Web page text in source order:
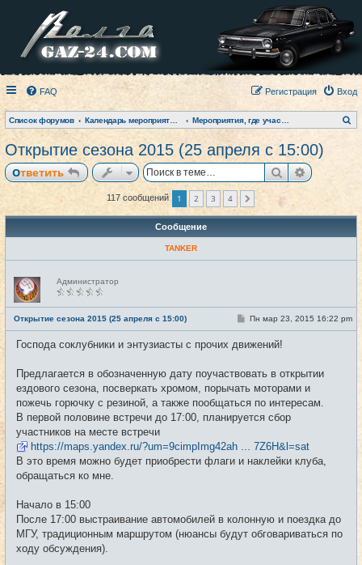
FAQ Вход
Регистрация
Список форумов
о
Открытие сезона 2015 (25 апреля с 15:00)
Ответить Поиск
117 сообщений 1 2 3 4
Сообщение
TANKER
Н
е
в
с
е
т
и
Администратор
Открытие сезона 2015 (25 апреля с 15:00) #1
С
б
н
Пн мар 23, 2015 16:22 pm
Господа соклубники и энтузиасты с прочих движений!
Предлагается в обозначенную дату поучаствовать в открытии
ездового сезона, посверкать хромом, порычать моторами и
пожечь горючку с резиной, а также пообщаться по интересам.
В первой половине встречи до 17:00, планируется сбор
участников на месте встречи
https://maps.yandex.ru/?um=9cimpImg42ah ... 7Z6H&l=sat
В это время можно будет приобрести флаги и наклейки клуба,
обращаться ко мне.
Начало в 15:00
После 17:00 выстраивание автомобилей в колонную и поездка до
МГУ, традиционным маршрутом (нюансы будут обговариваться по
ходу обсуждения).